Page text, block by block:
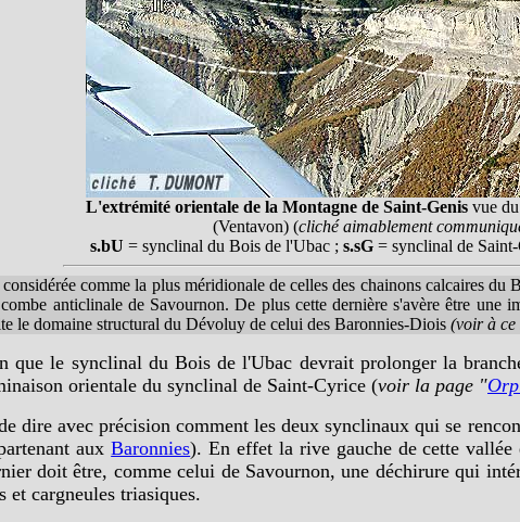
L'extrémité orientale de la Montagne de Saint-Genisvue du
(Ventavon) (cliché aimablement
s.bU = synclinal du Bois de l'Ubac ; s.sG = synclinal de
comme la plus méridionale de celles des chainons calcaires
anticlinale de Savournon. De plus cette dernière s'avère être
le domaine structural du Dévoluy de celui des Baronnies-Diois (voir à ce
que le synclinal du Bois de l'Ubac devrait prolonger la
orientale du synclinal de Saint-Cyrice (voir la page "
dire avec précision comment les deux synclinaux qui se
auxBaronnies).En effet la rive gauche de cette vallée
doit être, comme celui de Savournon, une déchirure qui
et cargneules triasiques.